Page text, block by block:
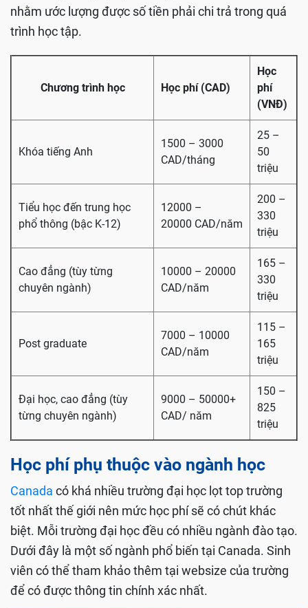
nhằm ước lượng được số tiền phải chi trả trong quá
trình học tập.
Chương trình học Học phí (CAD)
Học
phí
(VNĐ)
Khóa tiếng Anh
1500 – 3000
CAD/tháng
25 –
50
triệu
Tiểu học đến trung học
phổ thông (bậc K-12)
12000 –
20000 CAD/năm
200 –
330
triệu
Cao đẳng (tùy từng
chuyên ngành)
10000 – 20000
CAD/năm
165 –
330
triệu
Post graduate
7000 – 10000
CAD/năm
115 –
165
triệu
Đại học, cao đẳng (tùy
từng chuyên ngành)
9000 – 50000+
CAD/ năm
150 –
825
triệu
Học phí phụ thuộc vào ngành học
Canada có khá nhiều trường đại học lọt top trường
tốt nhất thế giới nên mức học phí sẽ có chút khác
biệt. Mỗi trường đại học đều có nhiều ngành đào tạo.
Dưới đây là một số ngành phổ biến tại Canada. Sinh
viên có thể tham khảo thêm tại websize của trường
để có được thông tin chính xác nhất.